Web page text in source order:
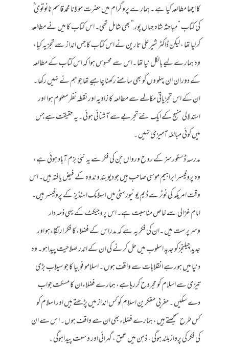
کا اچھا مطالعہ کیا ہے ۔ ہمارے پروگرام میں حضرت مولانا محمد قاسم نانوتوی ؒ
کی کتاب “مباحثہ شاہ جہاں پور” بھی شامل تھی۔ اس کتاب کا میں نے مطالعہ
کرلیا تھا ، لیکن ڈاکٹر شیر علی تارین نے اس کتاب کا جس انداز سے تجزیہ کیا،
وہ ہمارے لیے بالکل نیا تھا ۔اس سے محسوس ہوا کہ اس کتاب کے مطالعہ
کے دوران ان پہلو وں کو بھی سامنے رکھنا چاہیے تھا جو ہم نے نہیں رکھا ۔
ان کے اس تجزیاتی مکالمے سے مطالعہ کا زاویہ اور نقطہ نظر معلوم ہوا اور
استدلالی منہج کے ایک نئے تجربے سے آشنائی ہوئی ۔یہ حقیقت ہے جس
میں کوئی مبالغہ آمیزی نہیں ۔
مدرسہ ڈسکورسز کے روح ورواں جن کی فکر سے یہ نئی بزم آباد ہوئی ہے،
وہ پروفیسر ابراہیم موسی صاحب ہیں جو دیوبند و ندوہ کے فیض یافتہ ہیں۔ اس
وقت امریکہ کی نوٹرے ڈیم یونیورسٹی میں اسلامک اسٹڈیز کے پروفیسر ہیں۔
امام غزالی سے خاص مناسبت ہے۔ اس پروجیکٹ کے یہی ذمہ دار
وسرپرست ہیں ۔ان کی فکر یہ ہے کہ مدراس کے فضلاءکا فکر ارتقاءہو اور
جدید چیلنجزکو جدید اسلوب میں حل کرنے کی ان کے اندر صلاحیت پیداہو ۔ وہ
دنیا میں ہورہے انقلابات سے واقف ہوں ۔ اسلامو فوبیا کا جو سیلاب بڑی
تیز ی سے اسلام کو مجروح کررہا ہے، ہمارے فضلاءان کا مسکت جواب
دے سکیں ۔ مغربی مفکرین اسلام کو کس انداز میں پڑھتے ہیں اور اسلام کو
کس طرح سمجھتے ہیں، ہمارے فضلاءبھی ان سے واقف ہوں۔ ا س سے ان
کی فکر کی پروازبلند ہوگی ، ذہن میں عمق ، گہرائی اور وسعت پیداہوگی ۔